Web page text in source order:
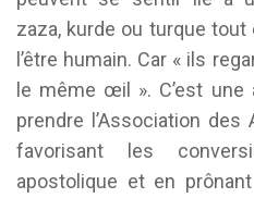
zaza, kurde ou turque
l’être humain. Car « ils
le même œil ». C’est une
prendre l’Association
favorisant les
apostolique et en